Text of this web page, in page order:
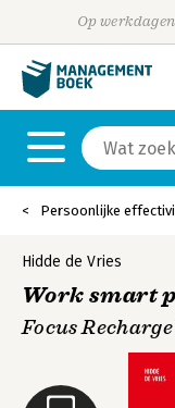
Op
Persoonlijke
Hidde de Vries
Work smart
Focus